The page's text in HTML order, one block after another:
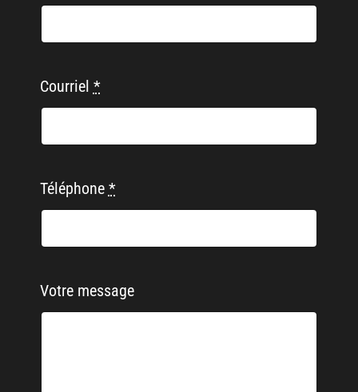
Courriel *
Téléphone *
Votre message